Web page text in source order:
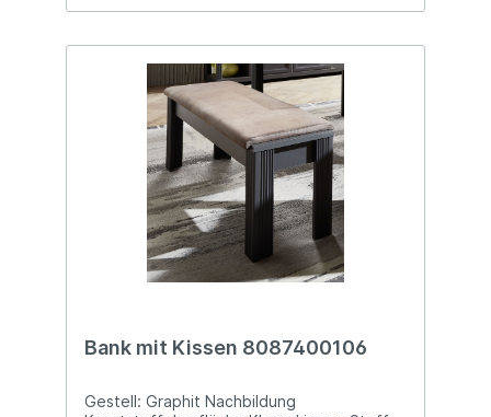
Bank mit Kissen 8087400106
Gestell: Graphit Nachbildung